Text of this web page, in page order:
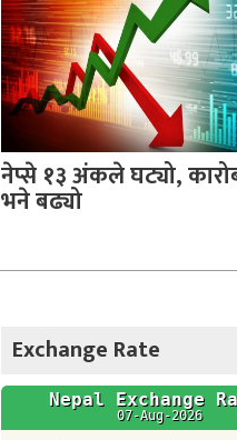
नेप्से १३ अंकले घट्यो,
भने बढ्यो
Exchange Rate